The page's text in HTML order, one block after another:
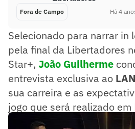
Fora de Campo Há 4
Selecionado para narrar in
pela final da Libertadores
Star+, João Guilherme
entrevista exclusiva ao
sua carreira e as
jogo que será realizado
27 de novembro.
Confira!